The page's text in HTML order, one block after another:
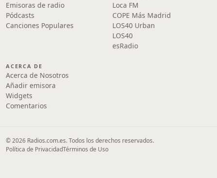
Emisoras de radio
Pódcasts
Canciones Populares
Loca FM
COPE Más Madrid
LOS40 Urban
LOS40
esRadio
ACERCA DE
Acerca de Nosotros
Añadir emisora
Widgets
Comentarios
© 2026 Radios.com.es. Todos los derechos reservados.
Política de PrivacidadTérminos de Uso